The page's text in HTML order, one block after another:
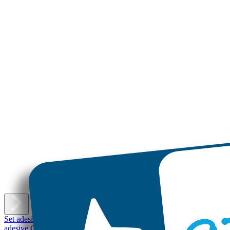
Set adesivi con nome Etichette adesive piccole Etichette adesive
adesive Grandi
Etichette per scarpe